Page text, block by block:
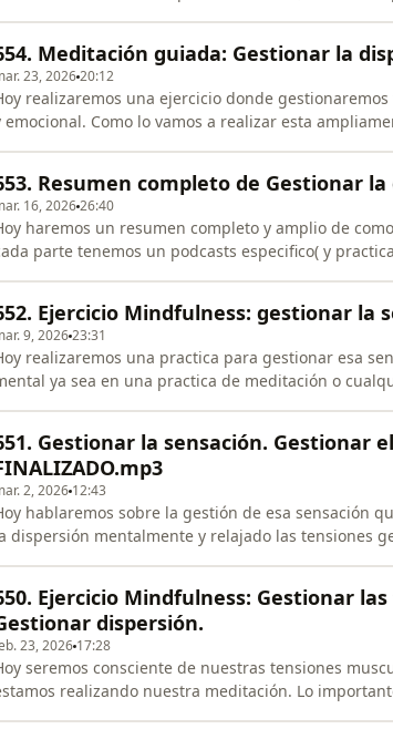
principio del
Meditación guiada: Gestionar la
23, 202620:12
realizaremos una ejercicio donde
emocional. Como lo vamos a realizar esta
igualmente depend
Resumen completo de Gestionar
16, 202626:40
haremos un resumen completo y amplio de
parte tenemos un podcasts especifico( y
A) MARCO GENERAL L
Ejercicio Mindfulness: gestionar la
9, 202623:31
realizaremos una practica para gestionar esa
ya sea en una practica de meditación o
Gestionar la disertación" En res
Gestionar la sensación. Gestionar
2, 2026 12:43
hablaremos sobre la gestión de esa sensación
dispersión mentalmente y relajado las tensiones
sin expe
Ejercicio Mindfulness: Gestionar
dispersión.
23, 2026 17:28
seremos consciente de nuestras tensiones
realizando nuestra meditación. Lo